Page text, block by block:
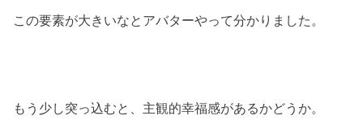
この要素が大きいなとアバターやって分かりました。
もう少し突っ込むと、主観的幸福感があるかどうか。